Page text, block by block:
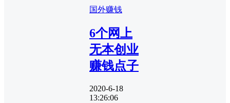
国外赚钱
6个网上
无本创业
赚钱点子
2020-6-18
13:26:06